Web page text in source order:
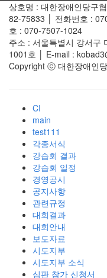
상호명 : 대한장애인당구
82-75833 │ 전화번호 :
호 : 070-7507-1024
주소 : 서울특별시 강서구
1001호 │ E-mail :
Copyright ⓒ 대한장애인
CI
main
test111
각종서식
강습회 결과
강습회 일정
경영공시
공지사항
관련규정
대회결과
대회안내
보도자료
시도지부
시도지부 소식
심판 참가 신청서